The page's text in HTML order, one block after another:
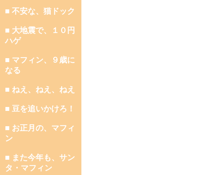
■ 不安な、猫ドック
■ 大地震で、１０円
ハゲ
■ マフィン、９歳に
なる
■ ねえ、ねえ、ねえ
■ 豆を追いかけろ！
■ お正月の、マフィ
ン
■ また今年も、サン
タ・マフィン